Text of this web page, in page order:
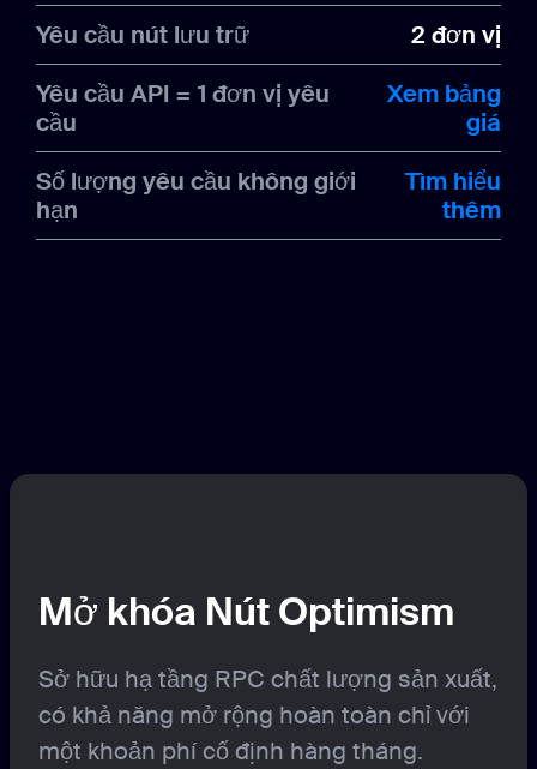
Yêu cầu nút lưu trữ
2 đơn vị
Yêu cầu API = 1 đơn vị yêu
cầu
Xem bảng
giá
Số lượng yêu cầu không giới
hạn
Tìm hiểu
thêm
Mở khóa Nút Optimism
Sở hữu hạ tầng RPC chất lượng sản xuất,
có khả năng mở rộng hoàn toàn chỉ với
một khoản phí cố định hàng tháng.